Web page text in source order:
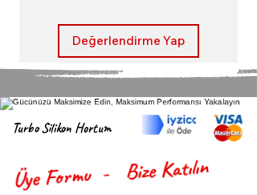
Değerlendirme Yap
Turbo Silikon Hortum
Üye Formu - Bize Katılın